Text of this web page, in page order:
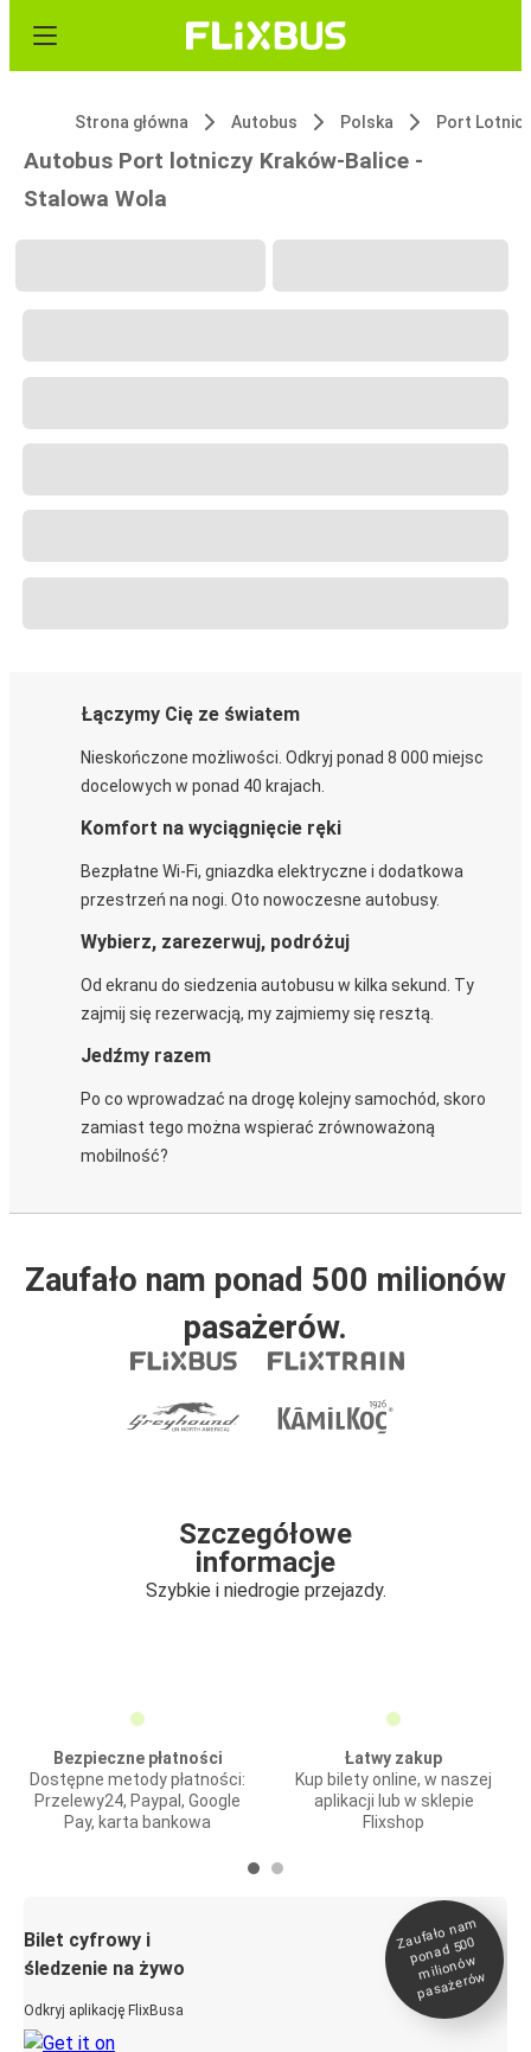
Strona główna Autobus Polska Port
Autobus Port lotniczy Kraków-Balice -
Stalowa Wola
Łączymy Cię ze światem
Nieskończone możliwości. Odkryj ponad 8 000 miejsc
docelowych w ponad 40 krajach.
Komfort na wyciągnięcie ręki
Bezpłatne Wi-Fi, gniazdka elektryczne i dodatkowa
przestrzeń na nogi. Oto nowoczesne autobusy.
Wybierz, zarezerwuj, podróżuj
Od ekranu do siedzenia autobusu w kilka sekund. Ty
zajmij się rezerwacją, my zajmiemy się resztą.
Jedźmy razem
Po co wprowadzać na drogę kolejny samochód, skoro
zamiast tego można wspierać zrównoważoną
mobilność?
Zaufało nam ponad 500 milionów
pasażerów.
Szczegółowe
informacje
Szybkie i niedrogie przejazdy.
Bezpieczne płatności
Dostępne metody płatności:
Przelewy24, Paypal, Google
Pay, karta bankowa
Łatwy zakup
Kup bilety online, w naszej
aplikacji lub w sklepie
Flixshop
Bilet cyfrowy i
śledzenie na żywo
Odkryj aplikację FlixBusa
Zaufało na
m
ponad 500
milionó
w
pasażeró
w